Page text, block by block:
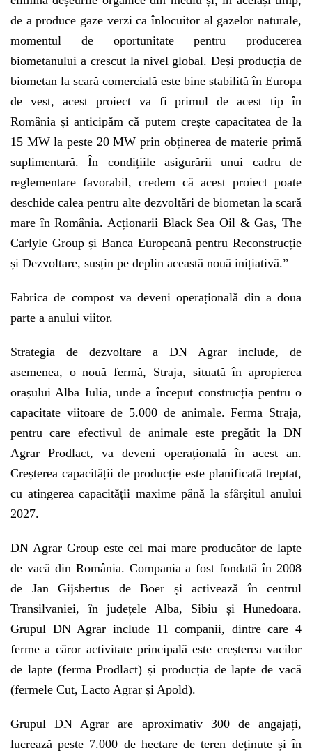
de a produce gaze verzi ca înlocuitor al gazelor naturale,
momentul de oportunitate pentru producerea
biometanului a crescut la nivel global. Deși producția de
biometan la scară comercială este bine stabilită în Europa
de vest, acest proiect va fi primul de acest tip în
România și anticipăm că putem crește capacitatea de la
15 MW la peste 20 MW prin obținerea de materie primă
suplimentară. În condițiile asigurării unui cadru de
reglementare favorabil, credem că acest proiect poate
deschide calea pentru alte dezvoltări de biometan la scară
mare în România. Acționarii Black Sea Oil & Gas, The
Carlyle Group și Banca Europeană pentru Reconstrucție
și Dezvoltare, susțin pe deplin această nouă inițiativă.”
Fabrica de compost va deveni operațională din a doua
parte a anului viitor.
Strategia de dezvoltare a DN Agrar include, de
asemenea, o nouă fermă, Straja, situată în apropierea
orașului Alba Iulia, unde a început construcția pentru o
capacitate viitoare de 5.000 de animale. Ferma Straja,
pentru care efectivul de animale este pregătit la DN
Agrar Prodlact, va deveni operațională în acest an.
Creșterea capacității de producție este planificată treptat,
cu atingerea capacității maxime până la sfârșitul anului
2027.
DN Agrar Group este cel mai mare producător de lapte
de vacă din România. Compania a fost fondată în 2008
de Jan Gijsbertus de Boer și activează în centrul
Transilvaniei, în județele Alba, Sibiu și Hunedoara.
Grupul DN Agrar include 11 companii, dintre care 4
ferme a căror activitate principală este creșterea vacilor
de lapte (ferma Prodlact) și producția de lapte de vacă
(fermele Cut, Lacto Agrar și Apold).
Grupul DN Agrar are aproximativ 300 de angajați,
lucrează peste 7.000 de hectare de teren deținute și în